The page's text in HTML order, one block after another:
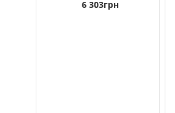
6 303грн